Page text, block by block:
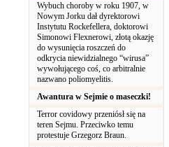
Wybuch choroby w roku 1907, w
Nowym Jorku dał dyrektorowi
Instytutu Rockefellera, doktorowi
Simonowi Flexnerowi, złotą okazję
do wysunięcia roszczeń do
odkrycia niewidzialnego “wirusa”
wywołującego coś, co arbitralnie
nazwano poliomyelitis.
Awantura w Sejmie o maseczki!
Terror covidowy przeniósł się na
teren Sejmu. Przeciwko temu
protestuje Grzegorz Braun.